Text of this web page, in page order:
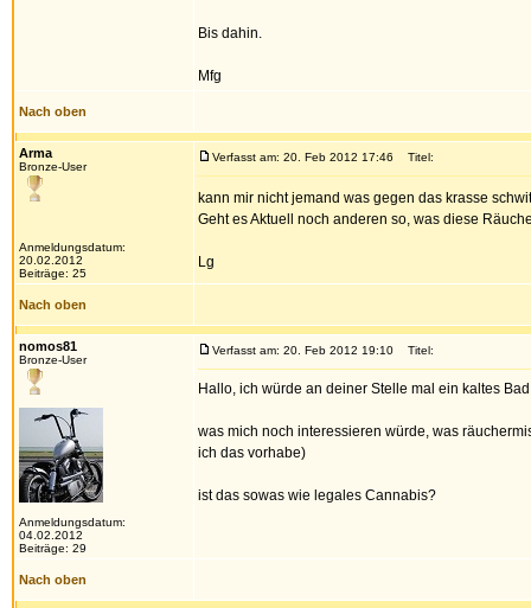
Bis dahin.
Mfg
Nach oben
Arma
Bronze-User
Anmeldungsdatum:
20.02.2012
Beiträge: 25
Verfasst am: 20. Feb 2012 17:46 Titel:
kann mir nicht jemand was gegen das krasse
Geht es Aktuell noch anderen so, was diese
Lg
Nach oben
nomos81
Bronze-User
Anmeldungsdatum:
04.02.2012
Beiträge: 29
Verfasst am: 20. Feb 2012 19:10 Titel:
Hallo, ich würde an deiner Stelle mal ein kaltes
was mich noch interessieren würde, was
ich das vorhabe)
ist das sowas wie legales Cannabis?
Nach oben